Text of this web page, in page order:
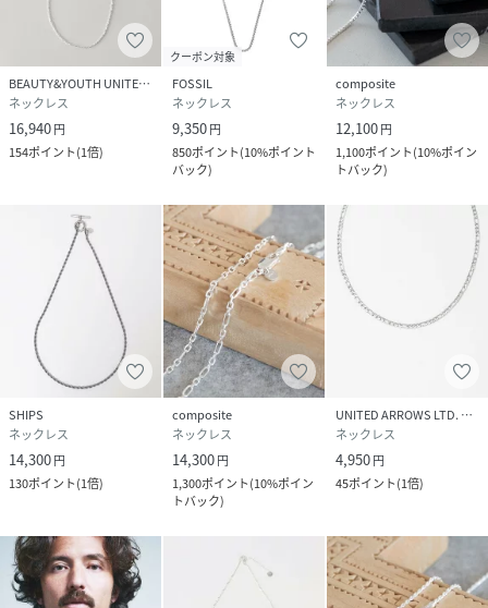
BEAUTY&YOUTH UNITED ARROWS
ネックレス
16,940円
154ポイント(1倍)
クーポン対象
FOSSIL
ネックレス
9,350円
850ポイント(10%ポイント
バック)
composite
ネックレス
12,100円
1,100ポイント(10%ポイン
トバック)
SHIPS
ネックレス
14,300円
130ポイント(1倍)
composite
ネックレス
14,300円
1,300ポイント(10%ポイン
トバック)
UNITED ARROWS LTD. OUTLET
ネックレス
4,950円
45ポイント(1倍)